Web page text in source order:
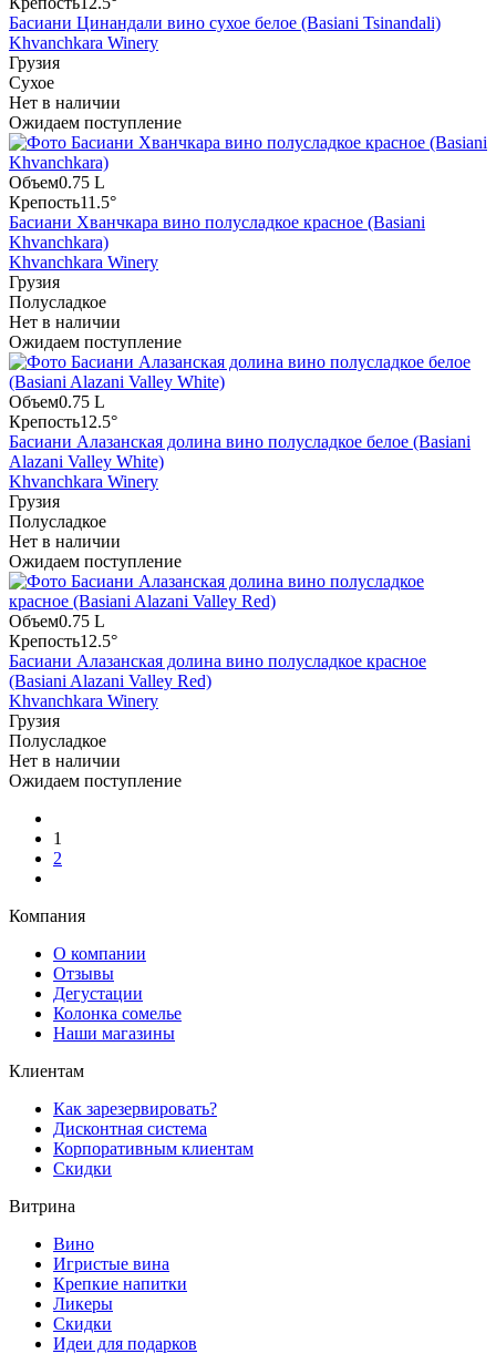
Басиани Цинандали вино сухое белое (Basiani Tsinandali)
Khvanchkara Winery
Грузия
Сухое
Нет в наличии
Ожидаем поступление
Объем0.75 L
Крепость11.5°
Басиани Хванчкара вино полусладкое красное (Basiani
Khvanchkara)
Khvanchkara Winery
Грузия
Полусладкое
Нет в наличии
Ожидаем поступление
Объем0.75 L
Крепость12.5°
Басиани Алазанская долина вино полусладкое белое (Basiani
Alazani Valley White)
Khvanchkara Winery
Грузия
Полусладкое
Нет в наличии
Ожидаем поступление
Объем0.75 L
Крепость12.5°
Басиани Алазанская долина вино полусладкое красное
(Basiani Alazani Valley Red)
Khvanchkara Winery
Грузия
Полусладкое
Нет в наличии
Ожидаем поступление
1
2
Компания
О компании
Отзывы
Дегустации
Колонка сомелье
Наши магазины
Клиентам
Как зарезервировать?
Дисконтная система
Корпоративным клиентам
Скидки
Витрина
Вино
Игристые вина
Крепкие напитки
Ликеры
Скидки
Идеи для подарков